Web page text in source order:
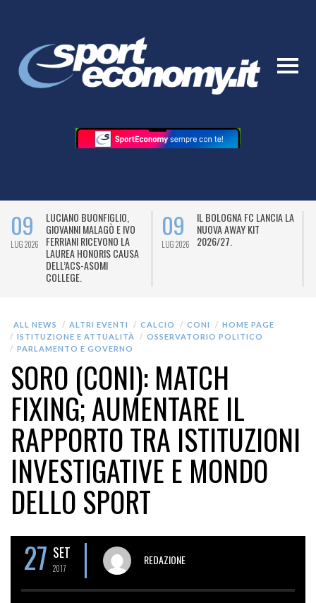
09
LUG 2026
LUCIANO BUONFIGLIO,
GIOVANNI MALAGÒ E IVO
FERRIANI RICEVONO LA
LAUREA HONORIS CAUSA
DELL’ACS-ASOMI
COLLEGE.
09
LUG 2026
IL BOLOGNA FC LANCIA LA
NUOVA AWAY KIT
2026/27.
ALL NEWS ALTRI EVENTI CALCIO CONI
HOME PAGE
ISTITUZIONE E ATTUALITÀ
OSSERVATORIO POLITICO
PARLAMENTO E GOVERNO
SORO (CONI): MATCH
FIXING; AUMENTARE IL
RAPPORTO TRA ISTITUZIONI
INVESTIGATIVE E MONDO
DELLO SPORT
27 SET
2017
REDAZIONE